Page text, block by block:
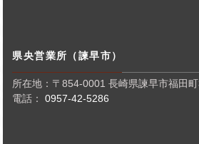
県央営業所（諫早市）
所在地：〒854-0001 長崎県諫早市福田
電話：0957-42-5286